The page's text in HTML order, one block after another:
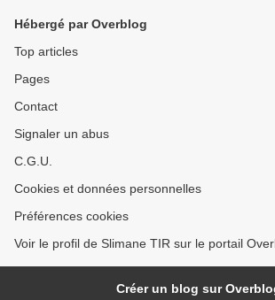
Hébergé par Overblog
Top articles
Pages
Contact
Signaler un abus
C.G.U.
Cookies et données personnelles
Préférences cookies
Voir le profil de Slimane TIR sur le portail
Créer un blog sur